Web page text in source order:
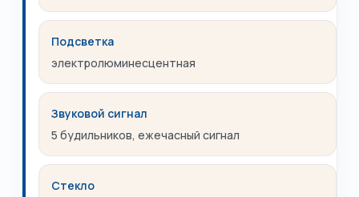
Подсветка
электролюминесцентная
Звуковой сигнал
5 будильников, ежечасный сигнал
Стекло